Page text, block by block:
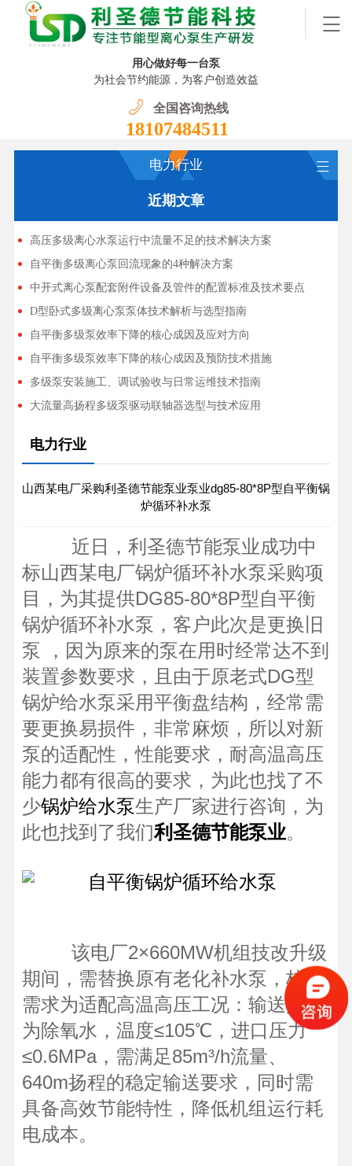
用心做好每一台泵
为社会节约能源，为客户创造效益
全国咨询热线
18107484511
电力行业
近期文章
高压多级离心水泵运行中流量不足的技术解决方案
自平衡多级离心泵回流现象的4种解决方案
中开式离心泵配套附件设备及管件的配置标准及技术要点
D型卧式多级离心泵泵体技术解析与选型指南
自平衡多级泵效率下降的核心成因及应对方向
自平衡多级泵效率下降的核心成因及预防技术措施
多级泵安装施工、调试验收与日常运维技术指南
大流量高扬程多级泵驱动联轴器选型与技术应用
电力行业
山西某电厂采购利圣德节能泵业泵业dg85-80*8P型自平衡锅
炉循环补水泵
近日，利圣德节能泵业成功中
标山西某电厂锅炉循环补水泵采购项
目，为其提供DG85-80*8P型自平衡
锅炉循环补水泵，客户此次是更换旧
泵 ，因为原来的泵在用时经常达不到
装置参数要求，且由于原老式DG型
锅炉给水泵采用平衡盘结构，经常需
要更换易损件，非常麻烦，所以对新
泵的适配性，性能要求，耐高温高压
能力都有很高的要求，为此也找了不
少锅炉给水泵生产厂家进行咨询，为
此也找到了我们利圣德节能泵业。
该电厂2×660MW机组技改升级
期间，需替换原有老化补水泵，核心
需求为适配高温高压工况：输送介质
为除氧水，温度≤105℃，进口压力
≤0.6MPa，需满足85m³/h流量、
640m扬程的稳定输送要求，同时需
具备高效节能特性，降低机组运行耗
电成本。